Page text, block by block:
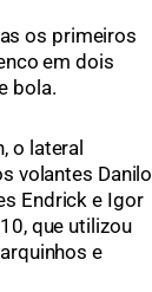
os primeiros
em dois
bola.
o lateral
volantes Danilo
Endrick e Igor
que utilizou
e